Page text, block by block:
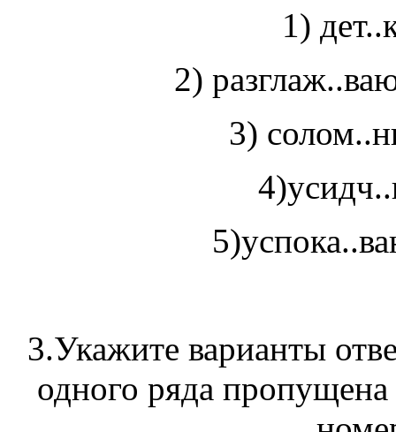
1)
2)
3)
3.Укажите варианты
одного ряда